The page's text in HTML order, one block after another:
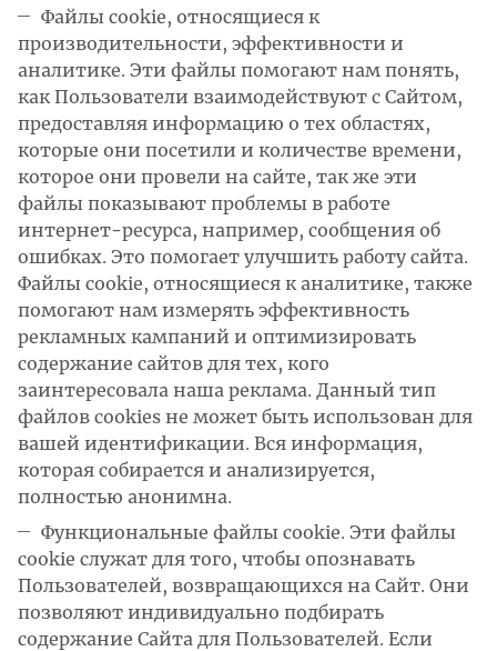
Файлы cookie, относящиеся к
производительности, эффективности и
аналитике. Эти файлы помогают нам понять,
как Пользователи взаимодействуют с Сайтом,
предоставляя информацию о тех областях,
которые они посетили и количестве времени,
которое они провели на сайте, так же эти
файлы показывают проблемы в работе
интернет-ресурса, например, сообщения об
ошибках. Это помогает улучшить работу сайта.
Файлы cookie, относящиеся к аналитике, также
помогают нам измерять эффективность
рекламных кампаний и оптимизировать
содержание сайтов для тех, кого
заинтересовала наша реклама. Данный тип
файлов cookies не может быть использован для
вашей идентификации. Вся информация,
которая собирается и анализируется,
полностью анонимна.
Функциональные файлы cookie. Эти файлы
cookie служат для того, чтобы опознавать
Пользователей, возвращающихся на Сайт. Они
позволяют индивидуально подбирать
содержание Сайта для Пользователей. Если